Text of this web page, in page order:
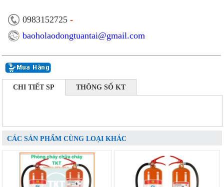
0983152725 -
baoholaodongtuantai@gmail.com
CHI TIẾT SP THÔNG SỐ KT
CÁC SẢN PHẨM CÙNG LOẠI KHÁC